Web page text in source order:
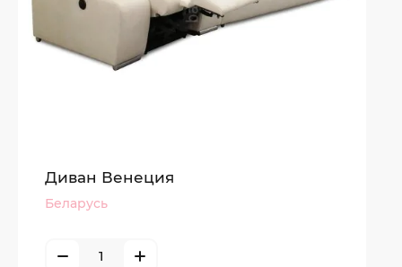
ТЦ «ТРЮМ»
Консультация
Диван Венеция
Беларусь